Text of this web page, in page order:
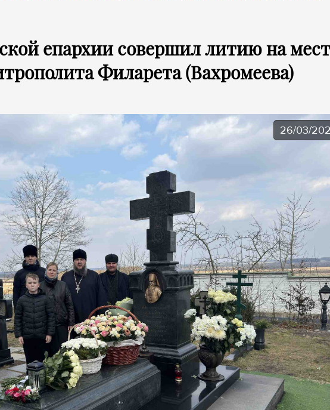
епархии совершил литию на
Филарета (Вахромеева)
26/03/